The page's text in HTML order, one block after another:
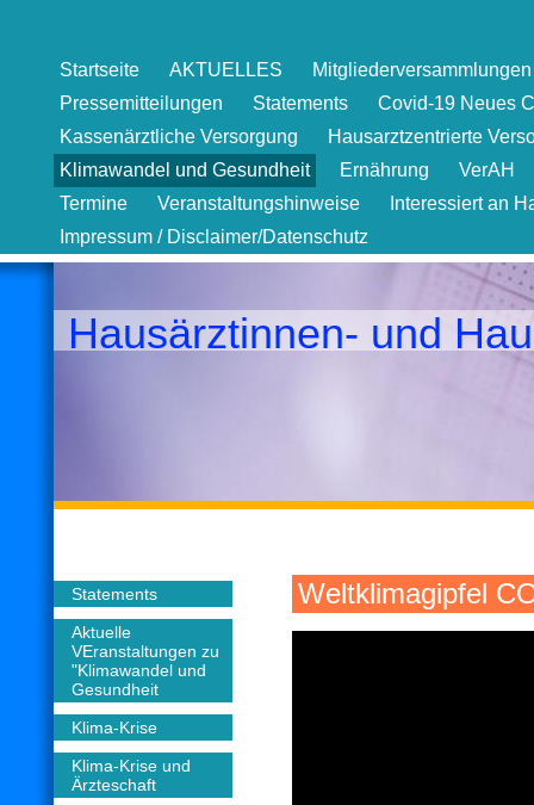
Startseite AKTUELLES
Pressemitteilungen
Statements
Covid-19 Neues
Kassenärztliche Versorgung
Hausarztzentrierte
Klimawandel und Gesundheit
Ernährung
VerAH
Termine
Veranstaltungshinweise
Interessiert an
Impressum / Disclaimer/Datenschutz
Hausärztinnen- und
Statements
Aktuelle
VEranstaltungen zu
"Klimawandel und
Gesundheit
Klima-Krise
Klima-Krise und
Ärzteschaft
Weltklimagipfel